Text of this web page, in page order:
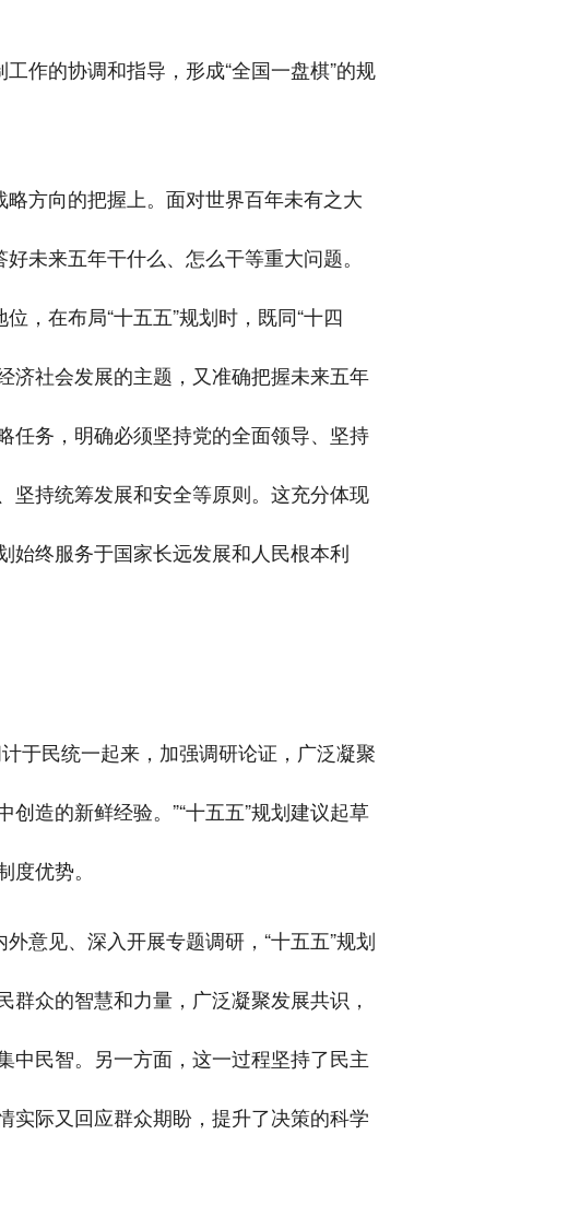
作的协调和指导，形成“全国一盘棋”的规
方向的把握上。面对世界百年未有之大
未来五年干什么、怎么干等重大问题。
，在布局“十五五”规划时，既同“十四
济社会发展的主题，又准确把握未来五年
任务，明确必须坚持党的全面领导、坚持
坚持统筹发展和安全等原则。这充分体现
始终服务于国家长远发展和人民根本利
于民统一起来，加强调研论证，广泛凝聚
造的新鲜经验。”“十五五”规划建议起草
优势。
意见、深入开展专题调研，“十五五”规划
众的智慧和力量，广泛凝聚发展共识，
中民智。另一方面，这一过程坚持了民主
实际又回应群众期盼，提升了决策的科学